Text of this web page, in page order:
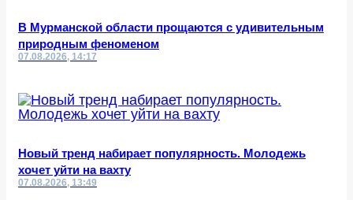
В Мурманской области прощаются с удивительным
природным феноменом
07.08.2026, 14:17
Новый тренд набирает популярность. Молодежь
хочет уйти на вахту
07.08.2026, 13:49